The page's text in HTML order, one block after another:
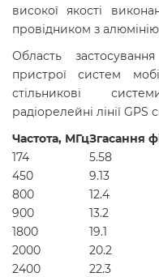
високої якості
провідником з
Область
пристрої систем
стільникові
радіорелейні лінії GPS
Частота, МГцЗгасання
174
5.58
450
9.13
800
12.4
900
13.2
1800
19.1
2000
20.2
2400
22.3